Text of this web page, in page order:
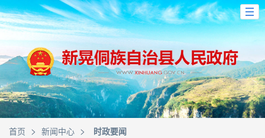
首页 > 新闻中心 > 时政要闻